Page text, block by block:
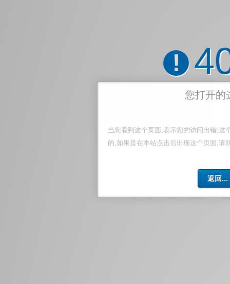
!
您打开的
当您看到这个页面,表示您的访问出错,这
的,如果是在本站点击后出现这个页面,请
返回...